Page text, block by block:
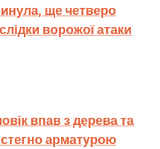
ще четверо
ворожої атаки
впав з дерева та
арматурою